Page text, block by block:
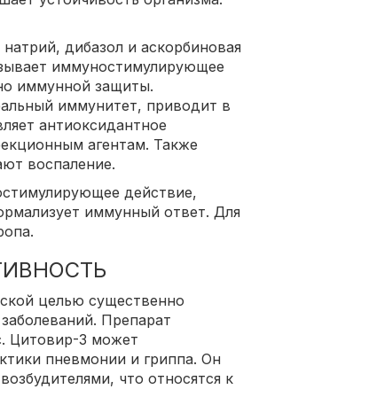
дибазол и аскорбиновая
иммуностимулирующее
иммунной защиты.
иммунитет, приводит в
антиоксидантное
агентам. Также
воспаление.
действие,
иммунный ответ. Для
целью существенно
Препарат
Цитовир-3 может
пневмонии и гриппа. Он
что относятся к